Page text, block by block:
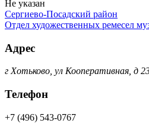
Не указан
Сергиево-Посадский район
Отдел художественных ремесел
Адрес
г Хотьково, ул Кооперативная, д
Телефон
+7 (496) 543-0767